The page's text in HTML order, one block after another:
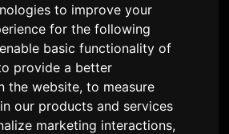
to improve your
for the following
basic functionality of
provide a better
the website,to measure
our products and services
marketing interactions,
ulazi u
'Kyo-hen' od 12.